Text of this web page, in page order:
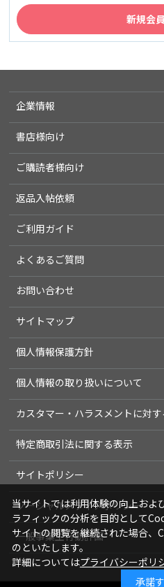
企業情報
書店様向け
ご購読者様向け
返品入帖依頼
ご利用ガイド
よくあるご質問
お問い合わせ
サイトマップ
個人情報保護方針
個人情報の取り扱いについて
カスタマー・ハラスメントに対
特定商取引法に関する表示
サイトポリシー
ソーシャルメディアポリシー
一般事業主行動計画
当サイトでは利用体験の向上およ
ラフィックの分析を目的として
サイトの閲覧を継続された場合
のといたします。
詳細についてはプライバシーポリ
承諾